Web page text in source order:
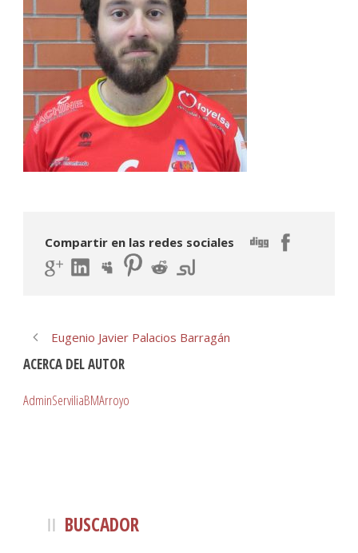
Compartir en las redes sociales
Eugenio Javier Palacios Barragán
ACERCA DEL AUTOR
AdminServiliaBMArroyo
BUSCADOR